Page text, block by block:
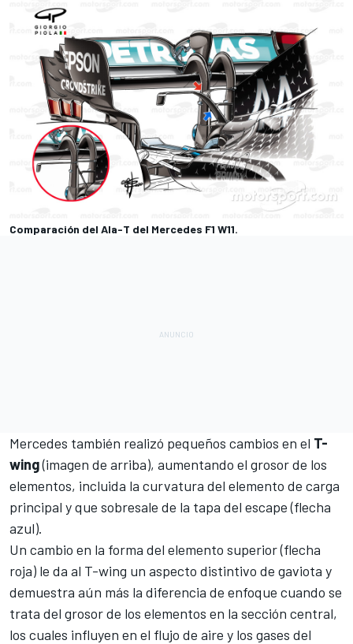
Comparación del Ala-T del Mercedes F1 W11.
Mercedes también realizó pequeños cambios en el T-
wing(imagen de arriba), aumentando el grosor de los
elementos, incluida la curvatura del elemento de carga
principal y que sobresale de la tapa del escape (flecha
azul).
Un cambio en la forma del elemento superior (flecha
roja) le da al T-wing un aspecto distintivo de gaviota y
demuestra aún más la diferencia de enfoque cuando se
trata del grosor de los elementos en la sección central,
los cuales influyen en el flujo de aire y los gases del